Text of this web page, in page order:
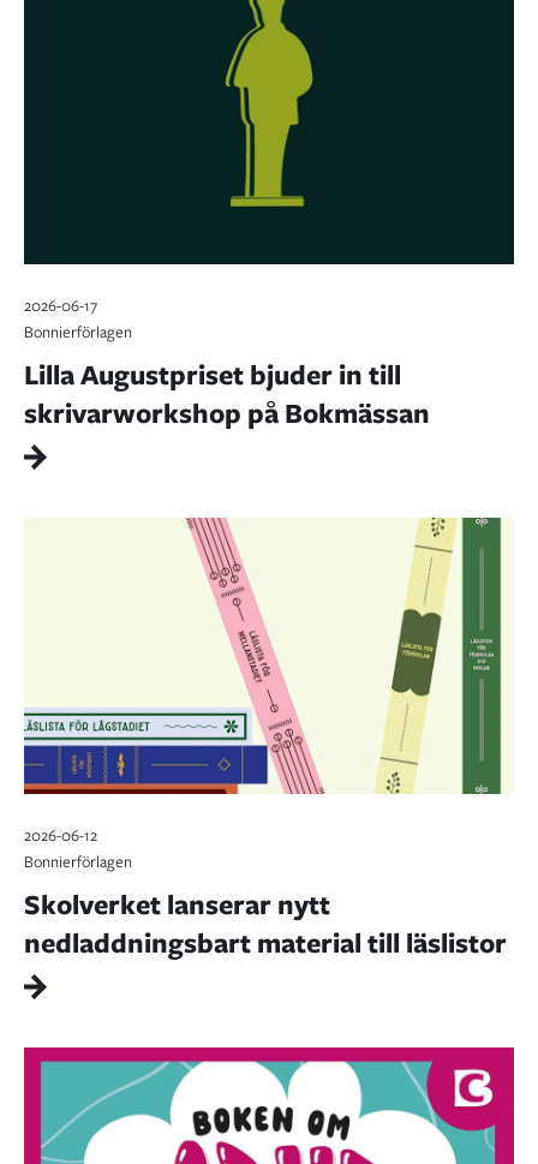
2026-06-17
Bonnierförlagen
Lilla Augustpriset bjuder in till
skrivarworkshop på Bokmässan
2026-06-12
Bonnierförlagen
Skolverket lanserar nytt
nedladdningsbart material till läslistor